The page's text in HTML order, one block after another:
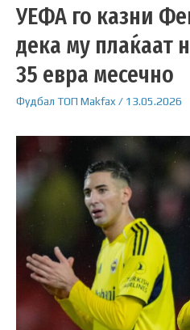
УЕФА го казни
дека му плаќаат
35 евра месечно
Фудбал ТОП Makfax / 13.05.2026